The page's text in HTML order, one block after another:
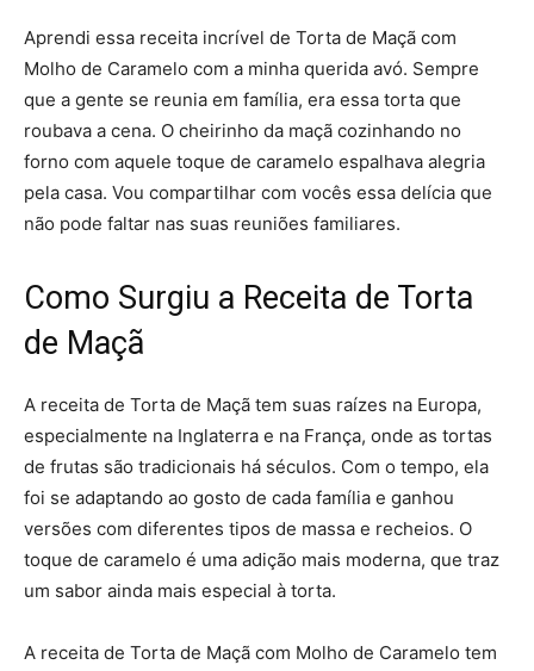
Aprendi essa receita incrível de Torta de Maçã com
Molho de Caramelo com a minha querida avó. Sempre
que a gente se reunia em família, era essa torta que
roubava a cena. O cheirinho da maçã cozinhando no
forno com aquele toque de caramelo espalhava alegria
pela casa. Vou compartilhar com vocês essa delícia que
não pode faltar nas suas reuniões familiares.
Como Surgiu a Receita de Torta
de Maçã
A receita de Torta de Maçã tem suas raízes na Europa,
especialmente na Inglaterra e na França, onde as tortas
de frutas são tradicionais há séculos. Com o tempo, ela
foi se adaptando ao gosto de cada família e ganhou
versões com diferentes tipos de massa e recheios. O
toque de caramelo é uma adição mais moderna, que traz
um sabor ainda mais especial à torta.
A receita de Torta de Maçã com Molho de Caramelo tem